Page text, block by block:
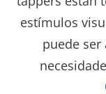
estímulos
puede ser